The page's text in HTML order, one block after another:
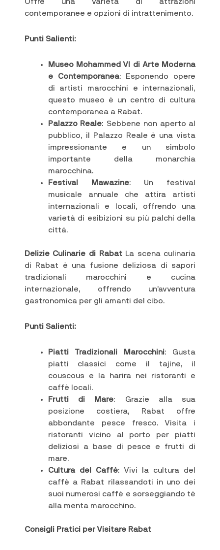
contemporanee e opzioni di intrattenimento.
Punti Salienti:
Museo Mohammed VI di Arte Moderna
e Contemporanea: Esponendo opere
di artisti marocchini e internazionali,
questo museo è un centro di cultura
contemporanea a Rabat.
Palazzo Reale: Sebbene non aperto al
pubblico, il Palazzo Reale è una vista
impressionante e un simbolo
importante della monarchia
marocchina.
Festival Mawazine: Un festival
musicale annuale che attira artisti
internazionali e locali, offrendo una
varietà di esibizioni su più palchi della
città.
Delizie Culinarie di RabatLa scena culinaria
di Rabat è una fusione deliziosa di sapori
tradizionali marocchini e cucina
internazionale, offrendo un’avventura
gastronomica per gli amanti del cibo.
Punti Salienti:
Piatti Tradizionali Marocchini: Gusta
piatti classici come il tajine, il
couscous e la harira nei ristoranti e
caffè locali.
Frutti di Mare: Grazie alla sua
posizione costiera, Rabat offre
abbondante pesce fresco. Visita i
ristoranti vicino al porto per piatti
deliziosi a base di pesce e frutti di
mare.
Cultura del Caffè: Vivi la cultura del
caffè a Rabat rilassandoti in uno dei
suoi numerosi caffè e sorseggiando tè
alla menta marocchino.
Consigli Pratici per Visitare Rabat